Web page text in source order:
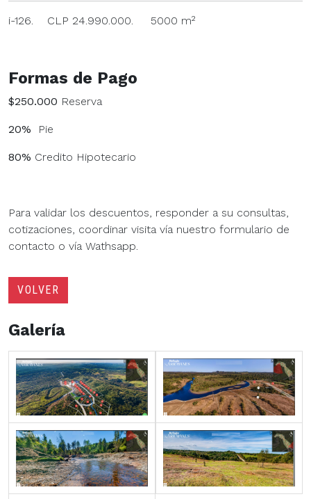
i-126. CLP 24.990.000. 5000 m²
Formas de Pago
$250.000 Reserva
20% Pie
80% Credito Hipotecario
Para validar los descuentos, responder a su consultas,
cotizaciones, coordinar visita vía nuestro formulario de
contacto o vía Wathsapp.
VOLVER
Galería